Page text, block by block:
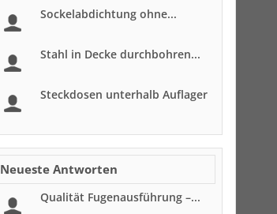
Sockelabdichtung ohne...
Stahl in Decke durchbohren...
Steckdosen unterhalb Auflager
Neueste Antworten
Qualität Fugenausführung –...